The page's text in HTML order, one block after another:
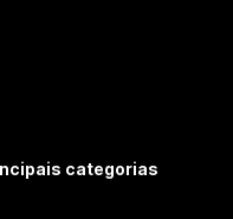
categorias